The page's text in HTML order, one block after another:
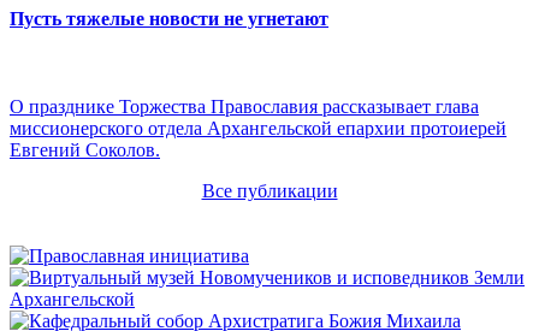
Пусть тяжелые новости не угнетают
О празднике Торжества Православия рассказывает глава
миссионерского отдела Архангельской епархии протоиерей
Евгений Соколов.
Все публикации